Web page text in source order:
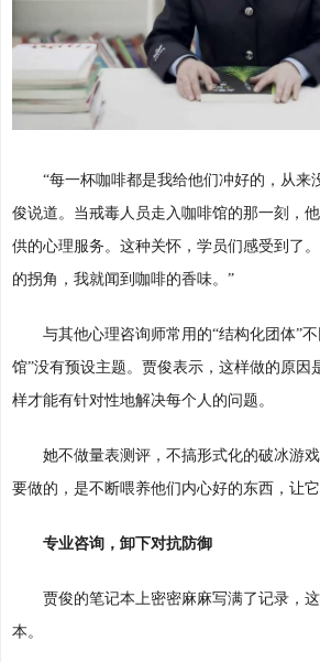
“每一杯咖啡都是我给他们冲好的，从来
俊说道。当戒毒人员走入咖啡馆的那一刻，
供的心理服务。这种关怀，学员们感受到了
的拐角，我就闻到咖啡的香味。”
与其他心理咨询师常用的“结构化团体”
馆”没有预设主题。贾俊表示，这样做的原因
样才能有针对性地解决每个人的问题。
她不做量表测评，不搞形式化的破冰游
要做的，是不断喂养他们内心好的东西，让它
专业咨询，卸下对抗防御
贾俊的笔记本上密密麻麻写满了记录，
本。